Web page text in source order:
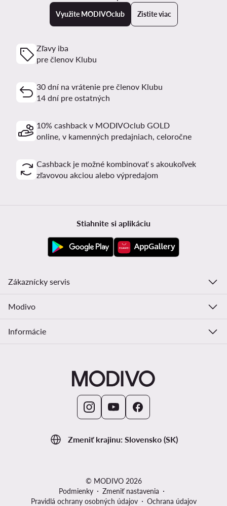
Využite MODIVOclub Zistite viac
Zľavy iba
pre členov Klubu
30 dní na vrátenie pre členov Klubu
14 dní pre ostatných
10% cashback v MODIVOclub GOLD
online, v kamenných predajniach, celoročne
Cashback je možné kombinovať s akoukoľvek
zľavovou akciou alebo výpredajom
Zmeniť krajinu: Slovensko (SK)
Stiahnite si aplikáciu
Zákaznícky servis
Modivo
Informácie
© MODIVO 2026
Podmienky
Zmeniť nastavenia
Pravidlá ochrany osobných údajov
Ochrana údajov